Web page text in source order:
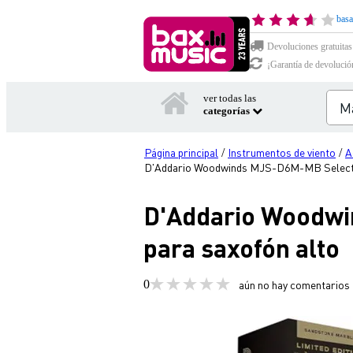
Devoluciones gratuitas
¡Garantía de
ver todas las
categorías
Página principal / Instrumentos de viento /
D'Addario Woodwinds MJS-D6M-MB
D'Addario
para saxofón alto
0 aún no hay comentarios